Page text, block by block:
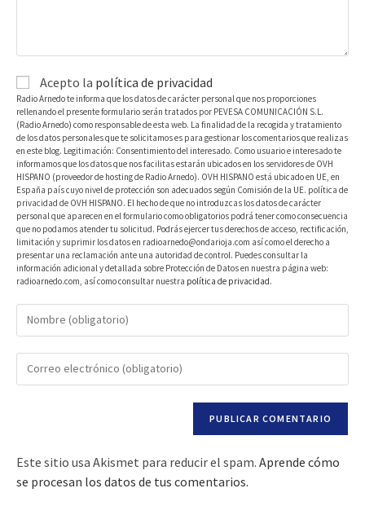
Acepto la política de privacidad
Radio Arnedo te informa que los datos de carácter personal que nos proporciones
rellenando el presente formulario serán tratados por PEVESA COMUNICACIÓN S.L.
(Radio Arnedo) como responsable de esta web. La finalidad de la recogida y tratamiento
de los datos personales que te solicitamos es para gestionar los comentarios que realizas
en este blog. Legitimación: Consentimiento del interesado. Como usuario e interesado te
informamos que los datos que nos facilitas estarán ubicados en los servidores de OVH
HISPANO (proveedor de hosting de Radio Arnedo). OVH HISPANO está ubicado en UE, en
España país cuyo nivel de protección son adecuados según Comisión de la UE. política de
privacidad de OVH HISPANO. El hecho de que no introduzcas los datos de carácter
personal que aparecen en el formulario como obligatorios podrá tener como consecuencia
que no podamos atender tu solicitud. Podrás ejercer tus derechos de acceso, rectificación,
limitación y suprimir los datos en radioarnedo@ondarioja.com así como el derecho a
presentar una reclamación ante una autoridad de control. Puedes consultar la
información adicional y detallada sobre Protección de Datos en nuestra página web:
radioarnedo.com, así como consultar nuestra política de privacidad.
Este sitio usa Akismet para reducir el spam. Aprende cómo
se procesan los datos de tus comentarios.